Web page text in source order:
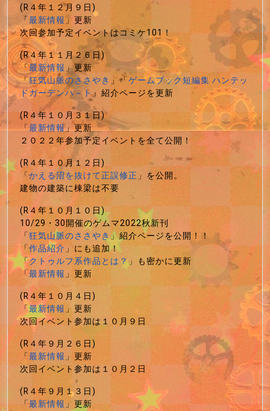
(R４年１２月９日)
「最新情報」更新
次回参加予定イベントはコミケ101！
(R４年１１月２６日)
「最新情報」更新
「狂気山脈のささやき 」「ゲームブック短編集 ハンテッ
ドガーデンハ－ト」紹介ページを更新
(R４年１０月３１日)
「最新情報」更新
２０２２年参加予定イベントを全て公開！
(R４年１０月１２日)
「かえる沼を抜けて正誤修正」を公開。
建物の建築に棟梁は不要
(R４年１０月１０日)
10/29・30開催のゲムマ2022秋新刊
「狂気山脈のささやき」紹介ページを公開！！
「作品紹介」にも追加！
「クトゥルフ系作品とは？」も密かに更新
「最新情報」更新
(R４年１０月４日)
「最新情報」更新
次回イベント参加は１０月９日
(R４年９月２６日)
「最新情報」更新
次回イベント参加は１０月２日
(R４年９月１３日)
「最新情報」更新